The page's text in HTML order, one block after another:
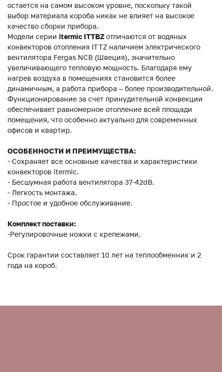
остается на самом высоком уровне, поскольку такой
выбор материала короба никак не влияет на высокое
качество сборки прибора.
Модели серии itermic ITTBZотличаются от водяных
конвекторов отопления ITTZ наличием электрического
вентилятора Fergas NCB (Швеция), значительно
увеличивающего тепловую мощность. Благодаря ему
нагрев воздуха в помещениях становится более
динамичным, а работа прибора – более производительной.
Функционирование за счет принудительной конвекции
обеспечивает равномерное отопление всей площади
помещения, что особенно актуально для современных
офисов и квартир.
ОСОБЕННОСТИ И ПРЕИМУЩЕСТВА:
- Сохраняет все основные качества и характеристики
конвекторов itermic.
- Бесшумная работа вентилятора 37-42dB.
- Легкость монтажа.
- Простое и удобное обслуживание.
Комплект поставки:
-Регулировочные ножки с крепежами.
Срок гарантии составляет 10 лет на теплообменник и 2
года на короб.